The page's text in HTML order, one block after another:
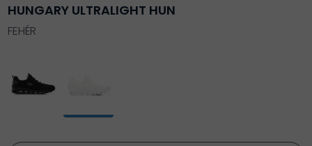
HUNGARY ULTRALIGHT HUN
FEHÉR